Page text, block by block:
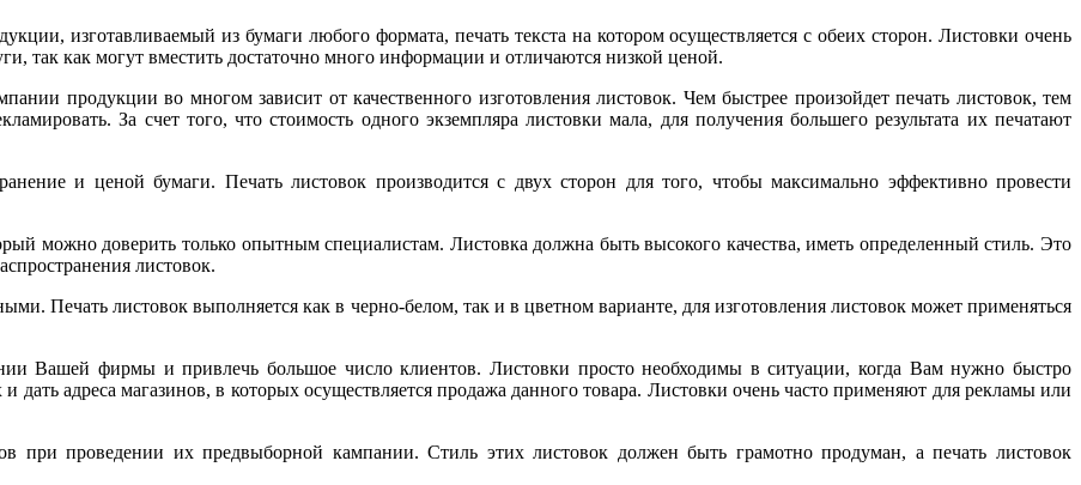
изготавливаемый из бумаги любого формата, печать текста на котором осуществляется с обеих сторон. Листовки очень
так как могут вместить достаточно много информации и отличаются низкой ценой.
продукции во многом зависит от качественного изготовления листовок. Чем быстрее произойдет печать листовок, тем
За счет того, что стоимость одного экземпляра листовки мала, для получения большего результата их печатают
и ценой бумаги. Печать листовок производится с двух сторон для того, чтобы максимально эффективно провести
можно доверить только опытным специалистам. Листовка должна быть высокого качества, иметь определенный стиль. Это
листовок.
листовок выполняется как в черно-белом, так и в цветном варианте, для изготовления листовок может применяться
Вашей фирмы и привлечь большое число клиентов. Листовки просто необходимы в ситуации, когда Вам нужно быстро
дать адреса магазинов, в которых осуществляется продажа данного товара. Листовки очень часто применяют для рекламы или
при проведении их предвыборной кампании. Стиль этих листовок должен быть грамотно продуман, а печать листовок